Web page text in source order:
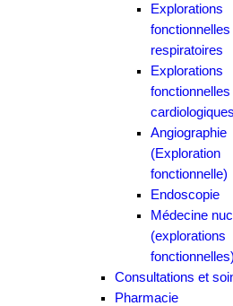
Explorations
fonctionnelles
respiratoires
Explorations
fonctionnelles
cardiologiques
Angiographie
(Exploration
fonctionnelle)
Endoscopie
Médecine
(explorations
fonctionnelles)
Consultations et
Pharmacie